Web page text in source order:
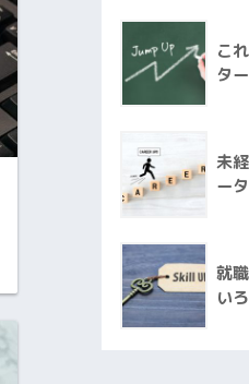
こ
タ
未
ー
就
い